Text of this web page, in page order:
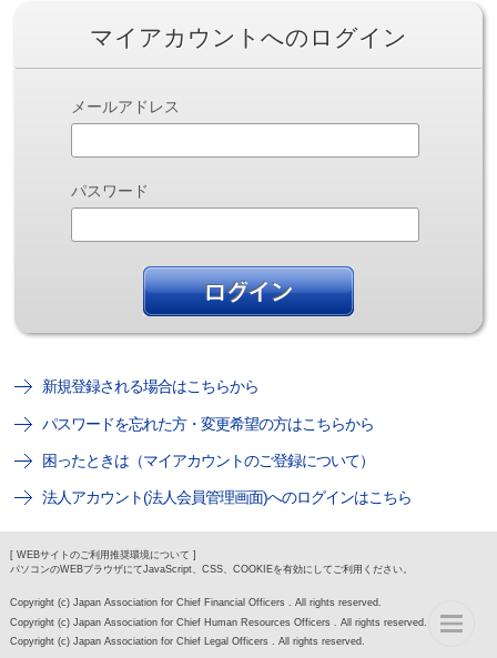
マイアカウントへのログイン
メールアドレス
パスワード
新規登録される場合はこちらから
パスワードを忘れた方・変更希望の方はこちらから
困ったときは（マイアカウントのご登録について）
法人アカウント(法人会員管理画面)へのログインはこちら
[ WEBサイトのご利用推奨環境について ]
パソコンのWEBブラウザにてJavaScript、CSS、COOKIEを有効にしてご利用ください。
Copyright (c) Japan Association for Chief Financial Officers . All rights reserved.
Copyright (c) Japan Association for Chief Human Resources Officers . All rights reserved.
Copyright (c) Japan Association for Chief Legal Officers . All rights reserved.